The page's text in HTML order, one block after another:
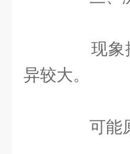
现象描
异较大。
可能原